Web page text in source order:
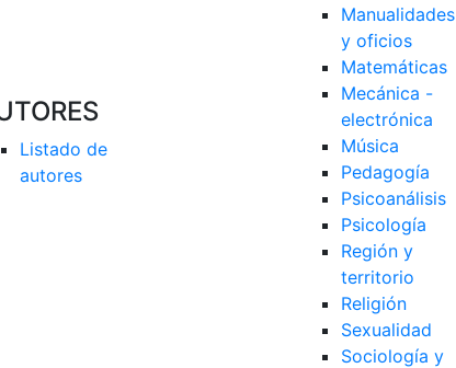
Listado de
autores
Manualidades
y oficios
Matemáticas
Mecánica -
electrónica
Música
Pedagogía
Psicoanálisis
Psicología
Región y
territorio
Religión
Sexualidad
Sociología y